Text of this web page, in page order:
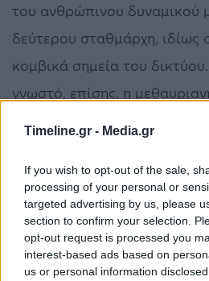
Timeline.gr - Media.gr
If you wish to opt-out of the sale,
processing of your personal or
targeted advertising by us, please
section to confirm your selection.
opt-out request is processed you
interest-based ads based on
us or personal information
του ανθρώπινου δυναμικού
δεύτερου σταθμάρχη, ιδίως
κομβικά σημεία του
γνωστό, επίσης, η
υπουργικού συμβουλίου θα
απαιτούνται, ώστε να
προαναφερθείσες, αλλά και
περισσότερο
κυβερνητικές παρεμβάσεις.